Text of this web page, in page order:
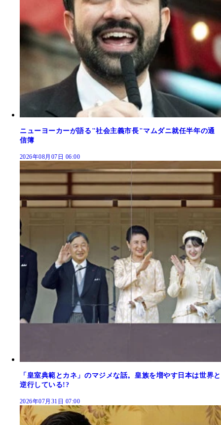
ニューヨーカーが語る"社会主義市長"マムダニ就任半年の通
信簿
2026年08月07日 06:00
「皇室典範とカネ」のマジメな話。皇族を増やす日本は世界と
逆行している!?
2026年07月31日 07:00